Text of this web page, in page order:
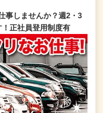
事しませんか？週2・3
正社員登用制度有